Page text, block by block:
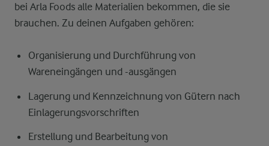
bei Arla Foods alle Materialien bekommen, die sie
brauchen. Zu deinen Aufgaben gehören:
Organisierung und Durchführung von
Wareneingängen und -ausgängen
Lagerung und Kennzeichnung von Gütern nach
Einlagerungsvorschriften
Erstellung und Bearbeitung von